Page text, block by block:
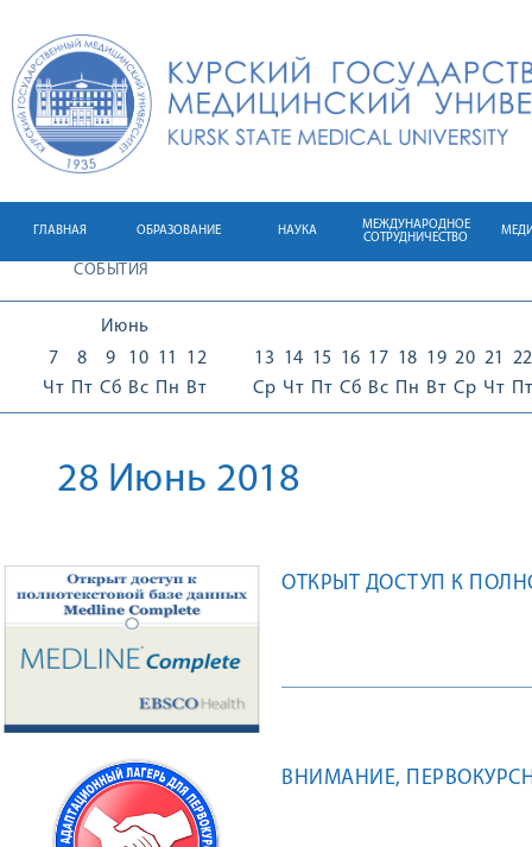
ГЛАВНАЯ ОБРАЗОВАНИЕ НАУКА
МЕЖДУНАРОДНОЕ
СОТРУДНИЧЕСТВО
СОБЫТИЯ
Июнь
7
Чт
8
Пт
9
Сб
10
Вс
11
Пн
12
Вт
13
Ср
14
Чт
15
Пт
16
Сб
17
Вс
18
Пн
19
Вт
20
Ср
21
Чт
22
Пт
28 Июнь 2018
ОТКРЫТ ДОСТУП К
ВНИМАНИЕ,